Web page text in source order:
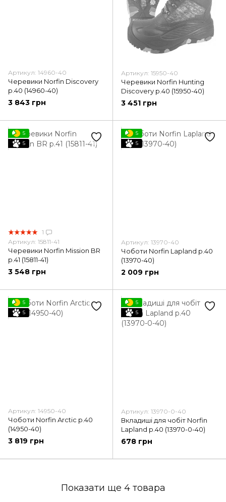
Артикул: 14960-40
Черевики Norfin Discovery
p.40 (14960-40)
3 843 грн
Артикул: 15950-40
Черевики Norfin Hunting
Discovery p.40 (15950-40)
3 451 грн
5
5
1
Артикул: 15811-41
Черевики Norfin Mission BR
p.41 (15811-41)
3 548 грн
5
5
Артикул: 13970-40
Чоботи Norfin Lapland р.40
(13970-40)
2 009 грн
5
5
Артикул: 14950-40
Чоботи Norfin Arctic р.40
(14950-40)
3 819 грн
5
5
Артикул: 13970-0-40
Вкладиші для чобіт Norfin
Lapland p.40 (13970-0-40)
678 грн
Показати ще 4 товара